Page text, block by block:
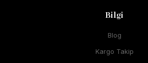
Bilgi
Blog
Kargo Takip